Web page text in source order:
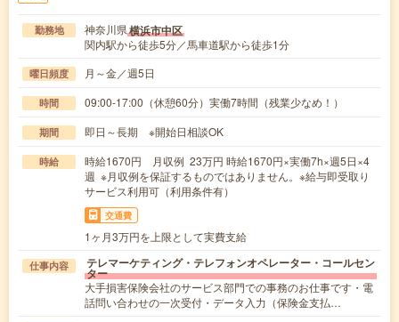
勤務地 神奈川県横浜市中区
関内駅から徒歩5分／馬車道駅から徒歩1分
曜日頻度 月～金／週5日
時間 09:00-17:00（休憩60分）実働7時間（残業少なめ！）
期間 即日～長期 ※開始日相談OK
時給
時給1670円 月収例 23万円 時給1670円×実働7h×週5日×4
週 ※月収例を保証するものではありません。※給与即受取り
サービス利用可（利用条件有）
交通費
1ヶ月3万円を上限として実費支給
仕事内容 テレマーケティング・テレフォンオペレーター・コールセン
ター
大手損害保険会社のサービス部門での事務のお仕事です・電
話問い合わせの一次受付・データ入力（保険金支払…